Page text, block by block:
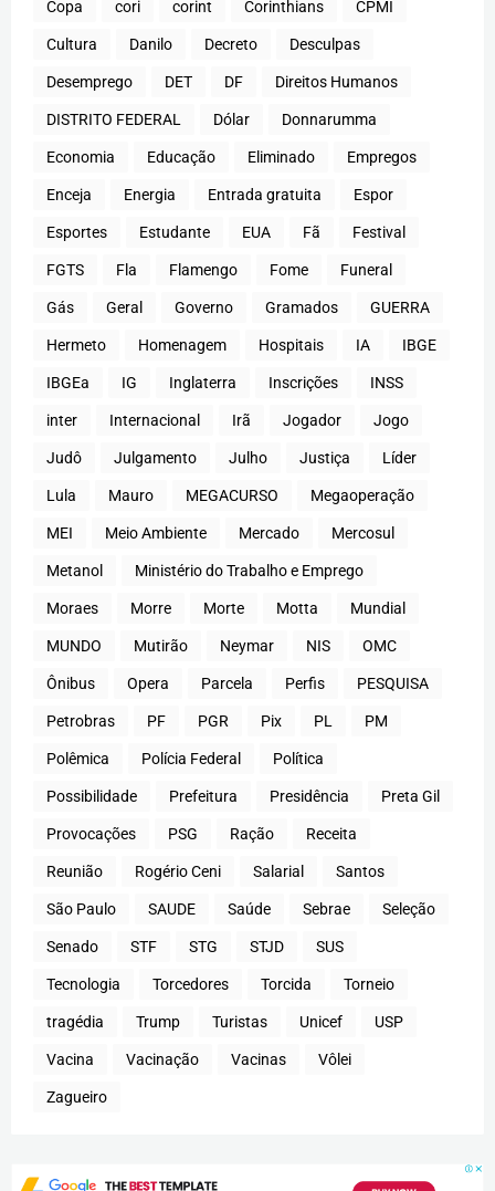
Copa cori corint Corinthians CPMI
Cultura Danilo Decreto Desculpas
Desemprego DET DF Direitos Humanos
DISTRITO FEDERAL Dólar Donnarumma
Economia Educação Eliminado Empregos
Enceja Energia Entrada gratuita Espor
Esportes Estudante EUA Fã Festival
FGTS Fla Flamengo Fome Funeral
Gás Geral Governo Gramados GUERRA
Hermeto Homenagem Hospitais IA IBGE
IBGEa IG Inglaterra Inscrições INSS
inter Internacional Irã Jogador Jogo
Judô Julgamento Julho Justiça Líder
Lula Mauro MEGACURSO Megaoperação
MEI Meio Ambiente Mercado Mercosul
Metanol Ministério do Trabalho e Emprego
Moraes Morre Morte Motta Mundial
MUNDO Mutirão Neymar NIS OMC
Ônibus Opera Parcela Perfis PESQUISA
Petrobras PF PGR Pix PL PM
Polêmica Polícia Federal Política
Possibilidade Prefeitura Presidência Preta Gil
Provocações PSG Ração Receita
Reunião Rogério Ceni Salarial Santos
São Paulo SAUDE Saúde Sebrae Seleção
Senado STF STG STJD SUS
Tecnologia Torcedores Torcida Torneio
tragédia Trump Turistas Unicef USP
Vacina Vacinação Vacinas Vôlei
Zagueiro